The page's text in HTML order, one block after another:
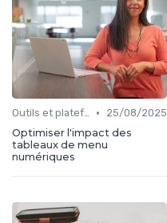
Outils et plateformes •
25/08/2025
Optimiser l'impact des
tableaux de menu
numériques